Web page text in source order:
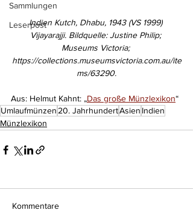
Sammlungen
LeserpostIndien Kutch, Dhabu, 1943 (VS 1999)
Vijayarajji. Bildquelle: Justine Philip;
Museums Victoria;
https://collections.museumsvictoria.com.au/ite
ms/63290.
Aus: Helmut Kahnt: „Das große Münzlexikon“
Umlaufmünzen 20. JahrhundertAsien Indien
Münzlexikon
Kommentare